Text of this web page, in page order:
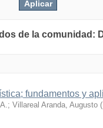
de la comunidad:
fundamentos y
; Villareal Aranda, Augusto (